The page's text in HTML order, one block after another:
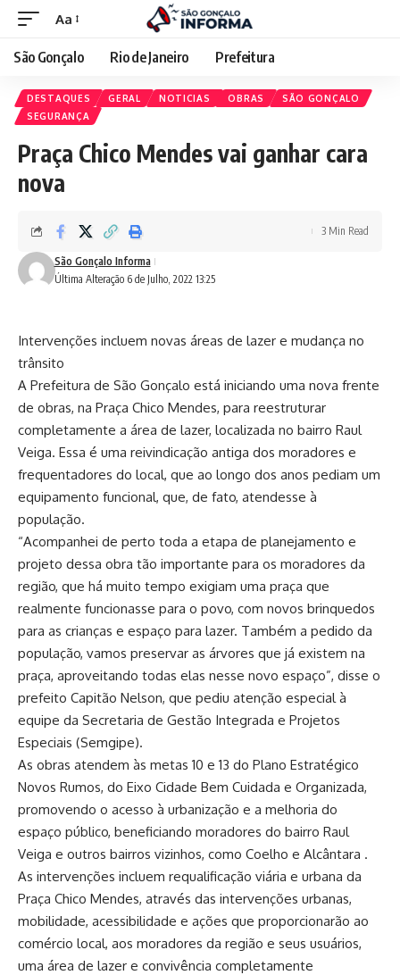
Aa
São Gonçalo Rio de Janeiro Prefeitura
DESTAQUES GERAL NOTICIAS OBRAS
SÃO GONÇALO
SEGURANÇA
Praça Chico Mendes vai ganhar cara
nova
Última Alteração 6 de Julho, 2022 13:25
São Gonçalo Informa
3 Min Read
Intervenções incluem novas áreas de lazer e mudança no
trânsito
A Prefeitura de São Gonçalo está iniciando uma nova frente
de obras, na Praça Chico Mendes, para reestruturar
completamente a área de lazer, localizada no bairro Raul
Veiga. Essa é uma reivindicação antiga dos moradores e
frequentadores do local, que ao longo dos anos pediam um
equipamento funcional, que, de fato, atendesse à
população.
“Acompanhei de perto toda a etapa de planejamento e
projeto dessa obra tão importante para os moradores da
região, que há muito tempo exigiam uma praça que
realmente funcionasse para o povo, com novos brinquedos
para as crianças e espaço para lazer. Também a pedido da
população, vamos preservar as árvores que já existem na
praça, aproveitando todas elas nesse novo espaço”, disse o
prefeito Capitão Nelson, que pediu atenção especial à
equipe da Secretaria de Gestão Integrada e Projetos
Especiais (Semgipe).
As obras atendem às metas 10 e 13 do Plano Estratégico
Novos Rumos, do Eixo Cidade Bem Cuidada e Organizada,
promovendo o acesso à urbanização e a melhoria do
espaço público, beneficiando moradores do bairro Raul
Veiga e outros bairros vizinhos, como Coelho e Alcântara .
As intervenções incluem requalificação viária e urbana da
Praça Chico Mendes, através das intervenções urbanas,
mobilidade, acessibilidade e ações que proporcionarão ao
comércio local, aos moradores da região e seus usuários,
uma área de lazer e convivência completamente